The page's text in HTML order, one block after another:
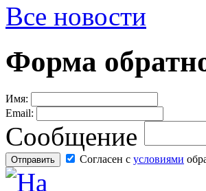
Все новости
Форма
Имя:
Email:
Сообщение
Согласен с условиями